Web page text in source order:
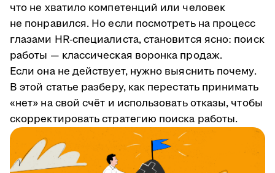
что не хватило компетенций или человек
не понравился. Но если посмотреть на процесс
глазами HR-специалиста, становится ясно: поиск
работы — классическая воронка продаж.
Если она не действует, нужно выяснить почему.
В этой статье разберу, как перестать принимать
«нет» на свой счёт и использовать отказы, чтобы
скорректировать стратегию поиска работы.